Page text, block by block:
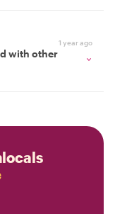
1 year ago
with other